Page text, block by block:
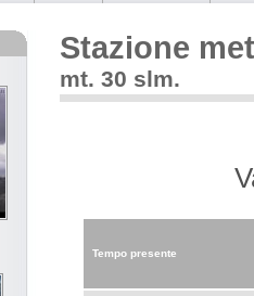
Stazione
mt. 30 slm.
Tempo presente